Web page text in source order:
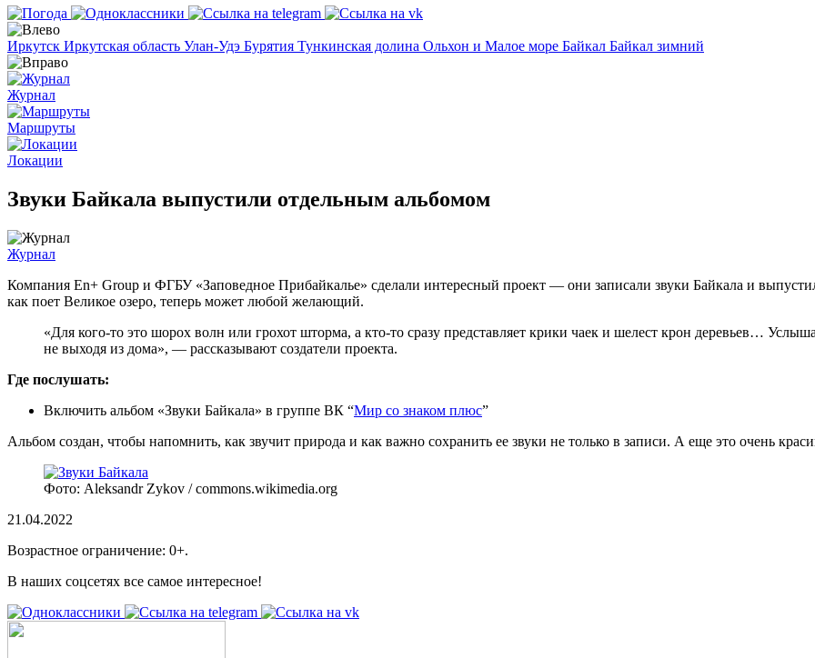
Иркутск Иркутская область Улан-Удэ Бурятия Тункинская долина Ольхон и Малое море Байкал Байкал зимний
Журнал
Маршруты
Локации
Звуки Байкала выпустили отдельным альбомом
Журнал
Компания En+ Group и ФГБУ «Заповедное Прибайкалье» сделали интересный проект — они записали звуки Байкала и
как поет Великое озеро, теперь может любой желающий.
«Для кого-то это шорох волн или грохот шторма, а кто-то сразу представляет крики чаек и шелест крон деревьев…
не выходя из дома», — рассказывают создатели проекта.
Где послушать:
Включить альбом «Звуки Байкала» в группе ВК “Мир со знаком плюс”
Альбом создан, чтобы напомнить, как звучит природа и как важно сохранить ее звуки не только в записи. А еще это очень
Фото: Aleksandr Zykov / сommons.wikimedia.org
21.04.2022
Возрастное ограничение: 0+.
В наших соцсетях все самое интересное!